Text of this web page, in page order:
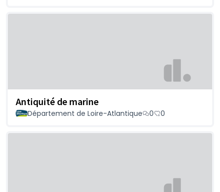
Antiquité de marine
Département de Loire-Atlantique 0 0